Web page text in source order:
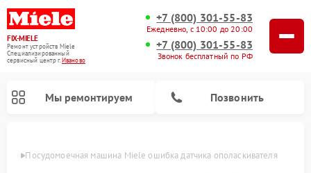
FIX-MIELE
Ремонт устройств Miele
Специализированный
cервисный центр г.Иваново
+7 (800) 301-55-83
Ежедневно, с 10:00 до 20:00
+7 (800) 301-55-83
Звонок бесплатный по РФ
Мы ремонтируем Позвонить
Посудомоечная машина Miele ошибка датчика ополаскивателя